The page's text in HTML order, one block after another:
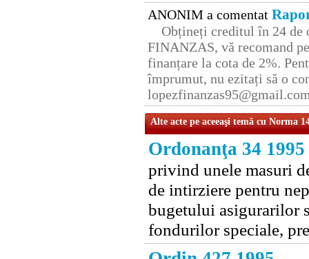
ANONIM a comentat
Obțineți creditul în 24 de
FINANZAS, vă recomand
finanțare la cota de 2%.
împrumut, nu ezitați să o
Alte acte pe aceeaşi temă cu Norma
Ordonanţa 34 1995
privind unele masuri
de intirziere pentru
bugetului asigurarilor
fondurilor speciale,